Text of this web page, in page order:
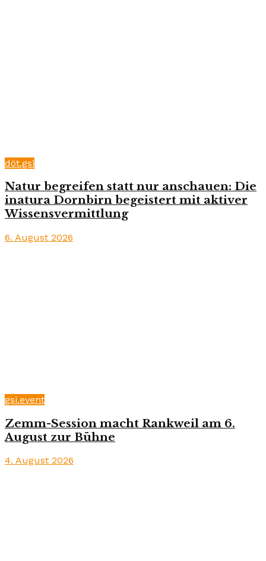
döt.gsi
Natur begreifen statt nur anschauen: Die
inatura Dornbirn begeistert mit aktiver
Wissensvermittlung
6. August 2026
gsi.event
Zemm-Session macht Rankweil am 6.
August zur Bühne
4. August 2026